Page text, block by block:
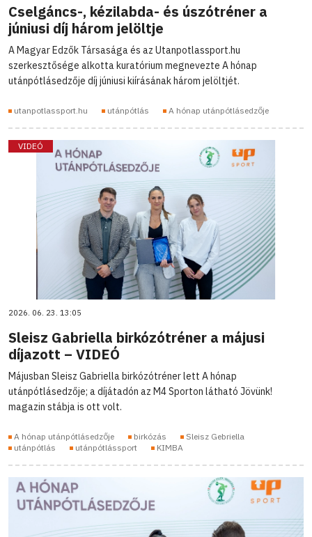
Cselgáncs-, kézilabda- és úszótréner a
júniusi díj három jelöltje
A Magyar Edzők Társasága és az Utanpotlassport.hu
szerkesztősége alkotta kuratórium megnevezte A hónap
utánpótlásedzője díj júniusi kiírásának három jelöltjét.
utanpotlassport.hu utánpótlás A hónap utánpótlásedzője
VIDEÓ
2026. 06. 23. 13:05
Sleisz Gabriella birkózótréner a májusi
díjazott – VIDEÓ
Májusban Sleisz Gabriella birkózótréner lett A hónap
utánpótlásedzője; a díjátadón az M4 Sporton látható Jövünk!
magazin stábja is ott volt.
A hónap utánpótlásedzője birkózás
Sleisz Gebriella
utánpótlás
utánpótlássport KIMBA